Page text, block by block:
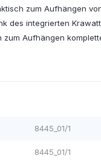
zum Aufhängen
des integrierten
zum Aufhängen
8445_01/1
8445_01/1